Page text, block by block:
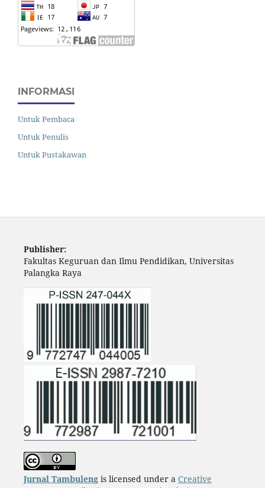
INFORMASI
Untuk Pembaca
Untuk Penulis
Untuk Pustakawan
Publisher:
Fakultas Keguruan dan Ilmu Pendidikan, Universitas
Palangka Raya
Jurnal Tambulengis licensed under a Creative